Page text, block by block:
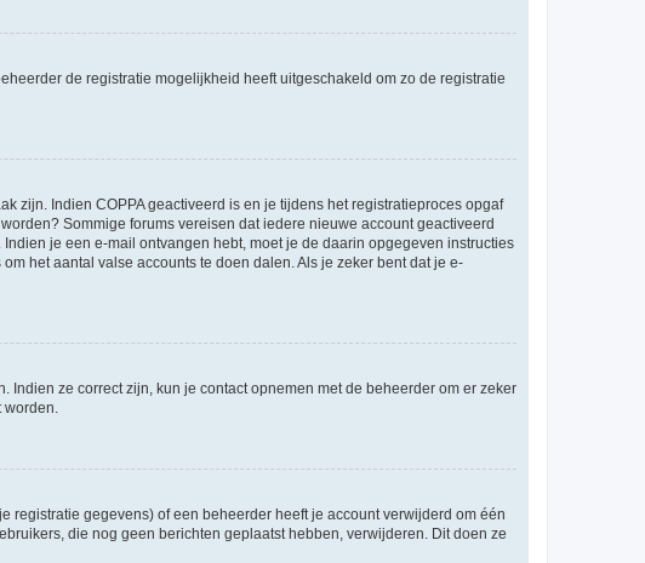
de registratie mogelijkheid heeft uitgeschakeld om zo de registratie
zijn. Indien COPPA geactiveerd is en je tijdens het registratieproces opgaf
Sommige forums vereisen dat iedere nieuwe account geactiveerd
je een e-mail ontvangen hebt, moet je de daarin opgegeven instructies
het aantal valse accounts te doen dalen. Als je zeker bent dat je e-
ze correct zijn, kun je contact opnemen met de beheerder om er zeker
registratie gegevens) of een beheerder heeft je account verwijderd om één
die nog geen berichten geplaatst hebben, verwijderen. Dit doen ze